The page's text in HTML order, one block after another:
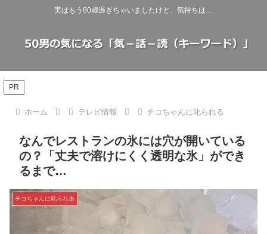
実はもう60歳過ぎちゃいましたけど、気持ちは…
PR
ホーム テレビ情報 チコちゃんに叱られる
なんでレストランの氷には穴が開いている
の？「丈夫で溶けにくく透明な氷」ができ
るまで…
チコちゃんに叱られる